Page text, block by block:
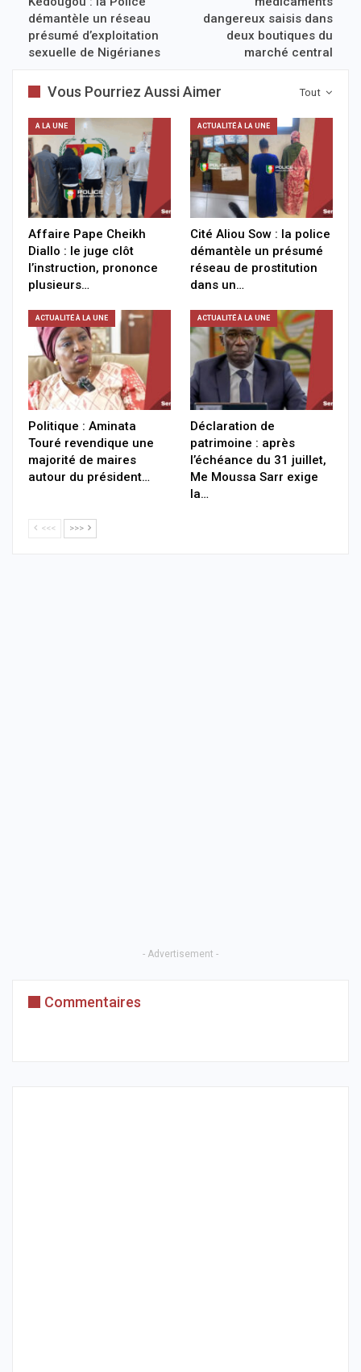
démantèle un réseau
présumé d’exploitation
sexuelle de Nigérianes
dangereux saisis dans
deux boutiques du
marché central
Tout
Vous Pourriez Aussi Aimer
A LA UNE
Affaire Pape Cheikh
Diallo : le juge clôt
l’instruction, prononce
plusieurs…
ACTUALITÉ À LA UNE
Cité Aliou Sow : la police
démantèle un présumé
réseau de prostitution
dans un…
ACTUALITÉ À LA UNE
Politique : Aminata
Touré revendique une
majorité de maires
autour du président…
ACTUALITÉ À LA UNE
Déclaration de
patrimoine : après
l’échéance du 31 juillet,
Me Moussa Sarr exige
la…
<<< >>>
- Advertisement -
Commentaires